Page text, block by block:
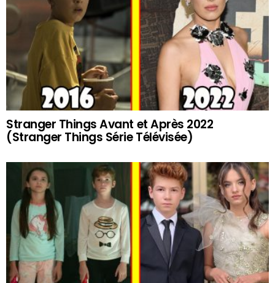
Stranger Things Avant et Après 2022
(Stranger Things Série Télévisée)